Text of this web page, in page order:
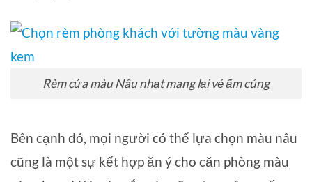
Rèm cửa màu Nâu nhạt mang lại vẻ ấm cúng
Bên cạnh đó, mọi người có thể lựa chọn màu nâu
cũng là một sự kết hợp ăn ý cho căn phòng màu